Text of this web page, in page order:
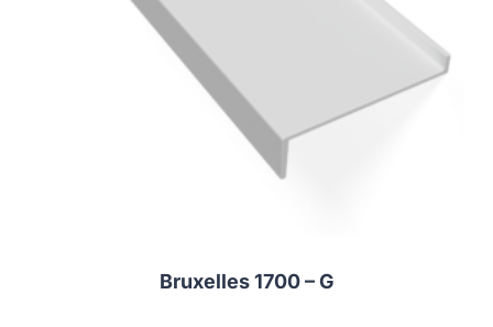
Bruxelles 1700 – G